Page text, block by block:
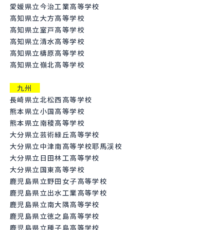
愛媛県立今治工業高等学校
高知県立大方高等学校
高知県立室戸高等学校
高知県立清水高等学校
高知県立檮原高等学校
高知県立嶺北高等学校
九州
長崎県立北松西高等学校
熊本県立小国高等学校
熊本県立南稜高等学校
大分県立芸術緑丘高等学校
大分県立中津南高等学校耶馬渓校
大分県立日田林工高等学校
大分県立国東高等学校
鹿児島県立野田女子高等学校
鹿児島県立出水工業高等学校
鹿児島県立南大隅高等学校
鹿児島県立徳之島高等学校
鹿児島県立種子島高等学校